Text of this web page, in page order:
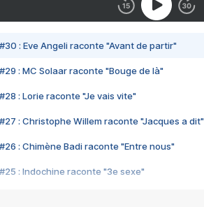
#30 : Eve Angeli raconte "Avant de partir"
#29 : MC Solaar raconte "Bouge de là"
#28 : Lorie raconte "Je vais vite"
#27 : Christophe Willem raconte "Jacques a dit"
#26 : Chimène Badi raconte "Entre nous"
#25 : Indochine raconte "3e sexe"